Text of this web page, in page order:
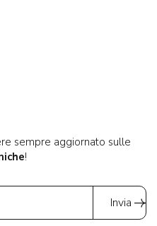
sempre aggiornato sulle
!
Invia